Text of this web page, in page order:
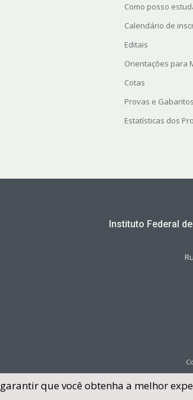
Como posso
Calendário de
Editais
Orientações para
Cotas
Provas e Gabaritos
Estatísticas dos
Instituto Federal
que você obtenha a melhor